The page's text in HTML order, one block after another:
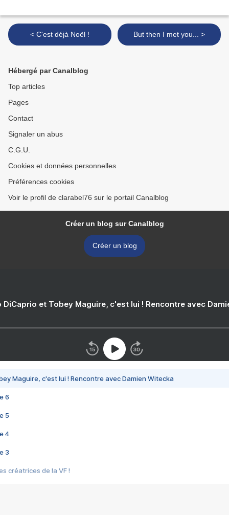
< C'est déjà Noël ! But then I met you... >
Hébergé par Canalblog
Top articles
Pages
Contact
Signaler un abus
C.G.U.
Cookies et données personnelles
Préférences cookies
Voir le profil de clarabel76 sur le portail Canalblog
Créer un blog sur Canalblog
Créer un blog
DiCaprio et Tobey Maguire, c'est lui ! Rencontre avec
Maguire, c'est lui ! Rencontre avec Damien Witecka
6
5
4
3
créatrices de la VF !